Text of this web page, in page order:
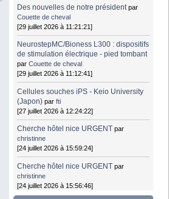
Des nouvelles de notre président par
Couette de cheval
[29 juillet 2026 à 11:21:21]
NeurostepMC/Bioness L300 : dispositifs
de stimulation électrique - pied tombant
parCouette de cheval
[29 juillet 2026 à 11:12:41]
Cellules souches iPS - Keio University
(Japon) parfti
[27 juillet 2026 à 12:24:22]
Cherche hôtel nice URGENT par
christinne
[24 juillet 2026 à 15:59:24]
Cherche hôtel nice URGENT par
christinne
[24 juillet 2026 à 15:56:46]